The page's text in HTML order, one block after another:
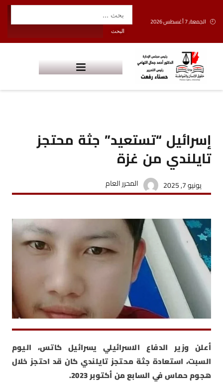
الجمعة, 7 أغسطس 2026
إسرائيل “تستعيد” جثة محتجز
تايلندي من غزة
يونيو 7, 2025 المحرر العام
أعلن وزير الدفاع الاسرائيلي يسرائيل كاتس، اليوم
السبت، استعادة جثة محتجز تايلندي كان قد احتجز خلال
هجوم حماس في السابع من أكتوبر 2023.